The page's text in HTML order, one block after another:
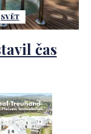
SVĚT
zastavil čas